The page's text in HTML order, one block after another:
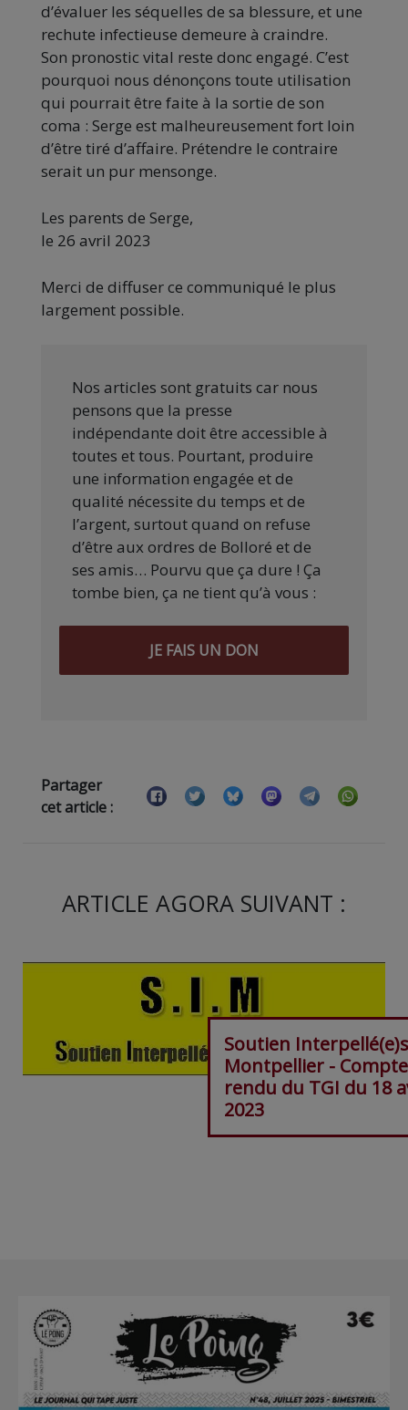
d’évaluer les séquelles de sa blessure, et une
rechute infectieuse demeure à craindre.
Son pronostic vital reste donc engagé. C’est
pourquoi nous dénonçons toute utilisation
qui pourrait être faite à la sortie de son
coma : Serge est malheureusement fort loin
d’être tiré d’affaire. Prétendre le contraire
serait un pur mensonge.
Les parents de Serge,
le 26 avril 2023
Merci de diffuser ce communiqué le plus
largement possible.
Nos articles sont gratuits car nous
pensons que la presse
indépendante doit être accessible à
toutes et tous. Pourtant, produire
une information engagée et de
qualité nécessite du temps et de
l’argent, surtout quand on refuse
d’être aux ordres de Bolloré et de
ses amis… Pourvu que ça dure ! Ça
tombe bien, ça ne tient qu’à vous :
JE FAIS UN DON
Partager
cet article :
ARTICLE AGORA SUIVANT :
Soutien Interpellé(e)s
Montpellier - Compte
rendu du TGI du 18
2023